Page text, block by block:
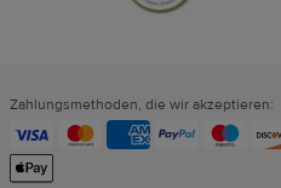
Zahlungsmethoden, die wir akzeptieren: